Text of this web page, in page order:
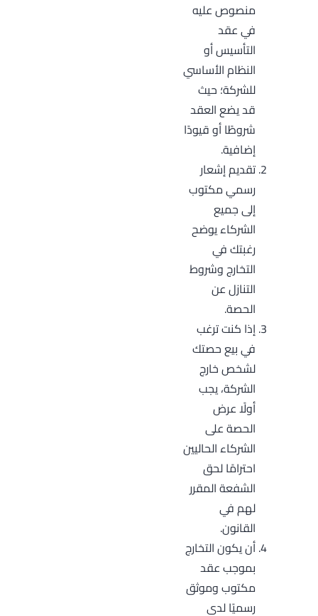
منصوص عليه
في عقد
التأسيس أو
النظام الأساسي
للشركة؛ حيث
قد يضع العقد
شروطًا أو قيودًا
إضافية.
تقديم إشعار
رسمي مكتوب
إلى جميع
الشركاء يوضح
رغبتك في
التخارج وشروط
التنازل عن
الحصة.
إذا كنت ترغب
في بيع حصتك
لشخص خارج
الشركة، يجب
أولًا عرض
الحصة على
الشركاء الحاليين
احترامًا لحق
الشفعة المقرر
لهم في
القانون.
أن يكون التخارج
بموجب عقد
مكتوب وموثق
رسميًا لدى